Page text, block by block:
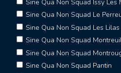
Sine Qua Non Squad Issy Les
Sine Qua Non Squad Le
Sine Qua Non Squad Les Lilas
Sine Qua Non Squad
Sine Qua Non Squad
Sine Qua Non Squad Pantin